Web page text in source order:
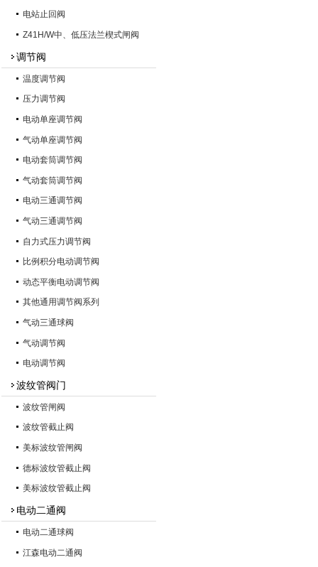
电站止回阀
Z41H/W中、低压法兰楔式闸阀
调节阀
温度调节阀
压力调节阀
电动单座调节阀
气动单座调节阀
电动套筒调节阀
气动套筒调节阀
电动三通调节阀
气动三通调节阀
自力式压力调节阀
比例积分电动调节阀
动态平衡电动调节阀
其他通用调节阀系列
气动三通球阀
气动调节阀
电动调节阀
波纹管阀门
波纹管闸阀
波纹管截止阀
美标波纹管闸阀
德标波纹管截止阀
美标波纹管截止阀
电动二通阀
电动二通球阀
江森电动二通阀